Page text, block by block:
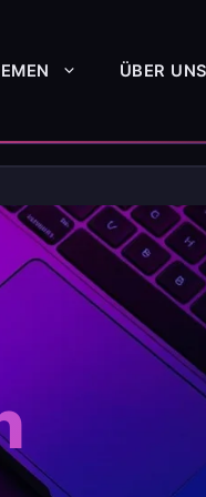
ÜBER UNS